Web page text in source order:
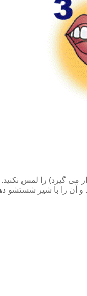
گیرد) را لمس
آن را با شیر شستشو